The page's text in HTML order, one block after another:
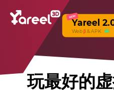
NEW
Yareel
Webβ & APK
玩最好的